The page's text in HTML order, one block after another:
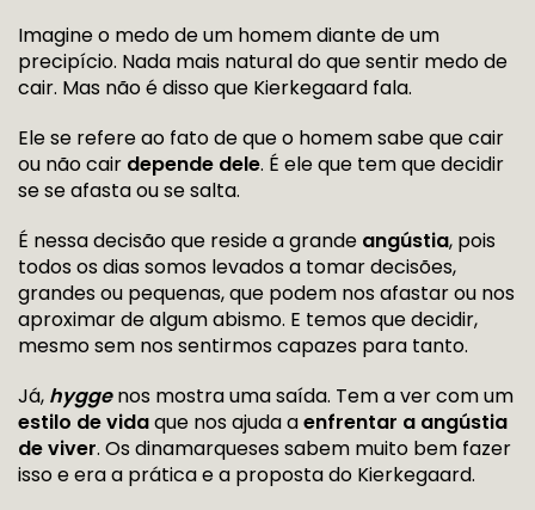
Imagine o medo de um homem diante de um
precipício. Nada mais natural do que sentir medo de
cair. Mas não é disso que Kierkegaard fala.
Ele se refere ao fato de que o homem sabe que cair
ou não cair depende dele. É ele que tem que decidir
se se afasta ou se salta.
É nessa decisão que reside a grande angústia, pois
todos os dias somos levados a tomar decisões,
grandes ou pequenas, que podem nos afastar ou nos
aproximar de algum abismo. E temos que decidir,
mesmo sem nos sentirmos capazes para tanto.
Já, hygge nos mostra uma saída. Tem a ver com um
estilo de vidaque nos ajuda aenfrentar a angústia
de viver. Os dinamarqueses sabem muito bem fazer
isso e era a prática e a proposta do Kierkegaard.